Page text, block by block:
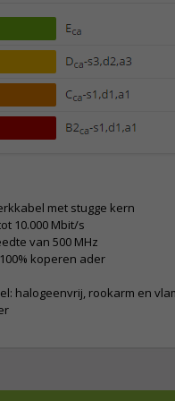
met stugge kern
10.000 Mbit/s
van 500 MHz
koperen ader
halogeenvrij, rookarm en